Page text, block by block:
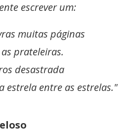
escrever um:
muitas páginas
prateleiras.
desastrada
estrela entre as estrelas."